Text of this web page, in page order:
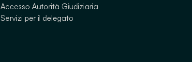
Accesso Autorità Giudiziaria
Servizi per il delegato